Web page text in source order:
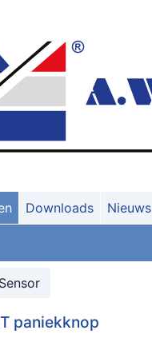
Downloads Nieuws
paniekknop